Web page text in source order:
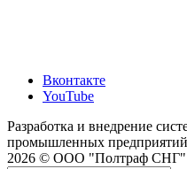
Вконтакте
YouTube
Разработка и внедрение
промышленных предприятий
2026 © ООО "Полтраф СНГ"